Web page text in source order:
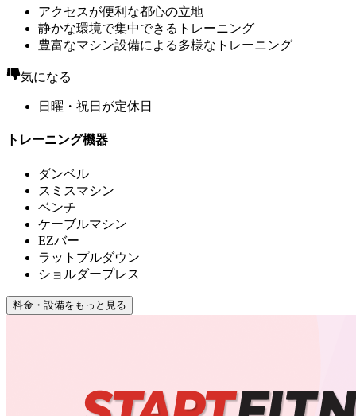
アクセスが便利な都心の立地
静かな環境で集中できるトレーニング
豊富なマシン設備による多様なトレーニング
気になる
日曜・祝日が定休日
トレーニング機器
ダンベル
スミスマシン
ベンチ
ケーブルマシン
EZバー
ラットプルダウン
ショルダープレス
料金・設備をもっと見る